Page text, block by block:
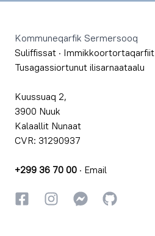
Kommuneqarfik Sermersooq
Suliffissat · Immikkoortortaqarfiit
Tusagassiortunut ilisarnaataalu
Kuussuaq 2,
3900 Nuuk
Kalaallit Nunaat
CVR: 31290937
+299 36 70 00 · Email
FacebookkiInstagrammiInstagrammi
GitHub